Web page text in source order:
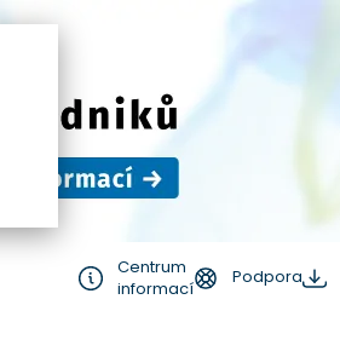
Centrum
informací
Podpora